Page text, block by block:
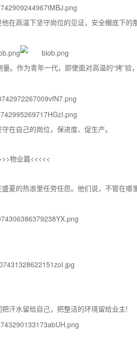
高温下坚守岗位的见证，安全帽底下的
作为青年一代，即使面对高温的“烤”验
在自己的岗位，保进度、促生产。
物业篇<<<<<
夏的热浪里任劳任怨。他们说，不管在
汗水留给自己，把整洁的环境留给业主!